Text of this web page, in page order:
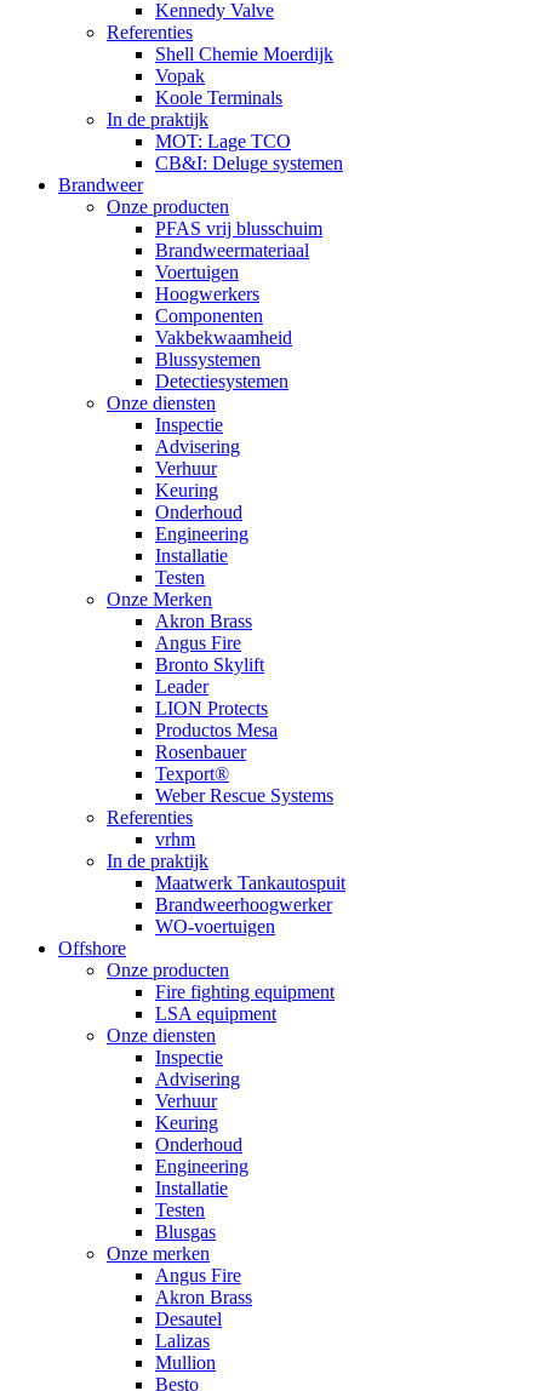
Kennedy Valve
Referenties
Shell Chemie Moerdijk
Vopak
Koole Terminals
In de praktijk
MOT: Lage TCO
CB&I: Deluge systemen
Brandweer
Onze producten
PFAS vrij blusschuim
Brandweermateriaal
Voertuigen
Hoogwerkers
Componenten
Vakbekwaamheid
Blussystemen
Detectiesystemen
Onze diensten
Inspectie
Advisering
Verhuur
Keuring
Onderhoud
Engineering
Installatie
Testen
Onze Merken
Akron Brass
Angus Fire
Bronto Skylift
Leader
LION Protects
Productos Mesa
Rosenbauer
Texport®
Weber Rescue Systems
Referenties
vrhm
In de praktijk
Maatwerk Tankautospuit
Brandweerhoogwerker
WO-voertuigen
Offshore
Onze producten
Fire fighting equipment
LSA equipment
Onze diensten
Inspectie
Advisering
Verhuur
Keuring
Onderhoud
Engineering
Installatie
Testen
Blusgas
Onze merken
Angus Fire
Akron Brass
Desautel
Lalizas
Mullion
Besto